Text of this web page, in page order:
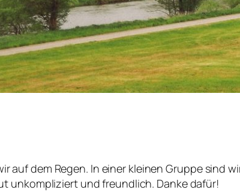
auf dem Regen. In einer kleinen Gruppe sind
unkompliziert und freundlich. Danke dafür!